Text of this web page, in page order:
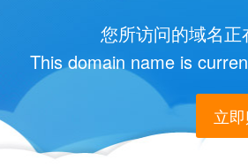
您所访问的域名
This domain name is
立